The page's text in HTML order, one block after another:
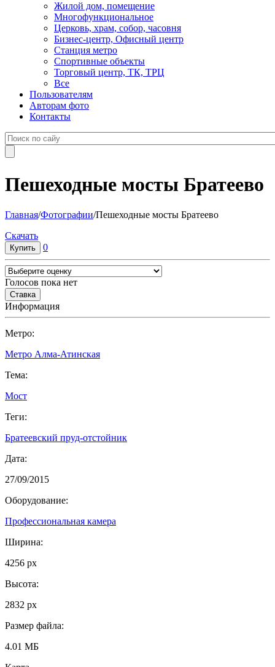
Жилой дом, помещение
Многофункциональное
Церковь, храм, собор, часовня
Бизнес-центр, Офисный центр
Станция метро
Спортивные объекты
Торговый центр, ТК, ТРЦ
Все
Пользователям
Авторам фото
Контакты
Пешеходные мосты Братеево
Главная/Фотографии/Пешеходные мосты Братеево
Cкачать
0
Голосов пока нет
Информация
Метро:
Метро Алма-Атинская
Тема:
Мост
Теги:
Братеевский пруд-отстойник
Дата:
27/09/2015
Оборудование:
Профессиональная камера
Ширина:
4256 px
Высота:
2832 px
Размер файла:
4.01 МБ